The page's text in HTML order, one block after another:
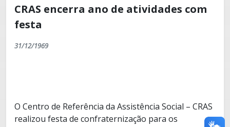
CRAS encerra ano de atividades com
festa
31/12/1969
O Centro de Referência da Assistência Social – CRAS
realizou festa de confraternização para os